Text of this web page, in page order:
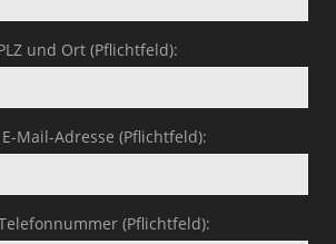
und Ort (Pflichtfeld):
Mail-Adresse (Pflichtfeld):
(Pflichtfeld):